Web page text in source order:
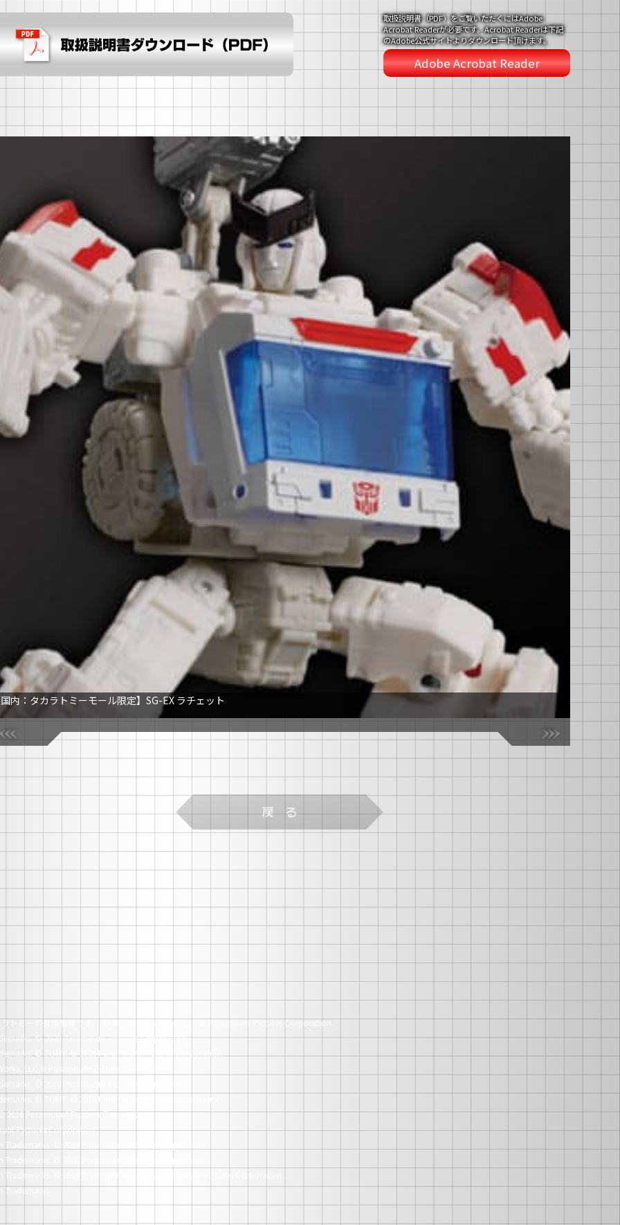
取扱説明書（PDF）をご覧いただくにはAdobe
Acrobat Readerが必要です。Acrobat Readerは下記
のAdobe公式サイトよりダウンロード頂けます。
Adobe Acrobat Reader
内：タカラトミーモール限定】SG-EX ラチェット 【国内：
トミーの登録商標です。© 2020 DreamWorks, LLC & Paramount Pictures Corporation.
© 2020 Paramount Pictures Corporation.
© TOMY. © 2020 Paramount Pictures Corporation.
LLC & Paramount Pictures Corporation.
© 2018 Paramount Pictures Corporation.
© TOMY. © 2018 Paramount Pictures Corporation.
2016 Paramount Pictures Corporation.
Pictures Corporation.
© 2010 Paramount Pictures Corporation.
© 2008 Paramount Pictures Corporation.
© 2006 DreamWorks, LLC & Paramount Pictures Corporation.
Trademarks.